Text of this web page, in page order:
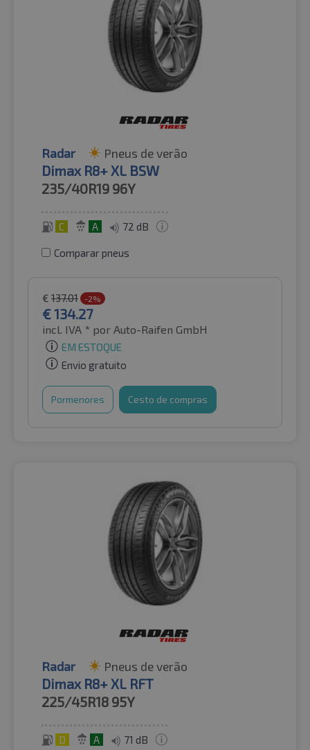
Radar Pneus de verão
Dimax R8+ XL BSW
235/40R19 96Y
C A 72 dB
Comparar pneus
€ 137.01 -2%
€134.27
incl. IVA * por Auto-Raifen GmbH
EM ESTOQUE
Envio gratuito
Pormenores Cesto de compras
Radar Pneus de verão
Dimax R8+ XL RFT
225/45R18 95Y
D A 71 dB